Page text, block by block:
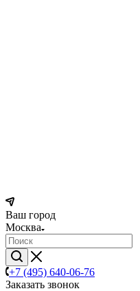
Ваш город
Москва
+7 (495) 640-06-76
Заказать звонок